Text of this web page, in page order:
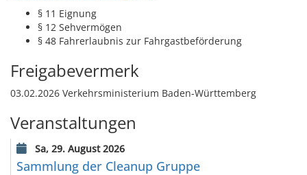
§ 11 Eignung
§ 12 Sehvermögen
§ 48 Fahrerlaubnis zur Fahrgastbeförderung
Freigabevermerk
03.02.2026 Verkehrsministerium Baden-Württemberg
Veranstaltungen
Sa, 29. August 2026
Sammlung der Cleanup Gruppe